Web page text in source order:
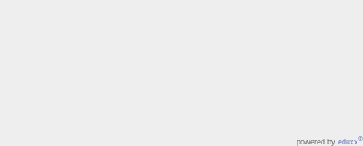
powered by eduxx®